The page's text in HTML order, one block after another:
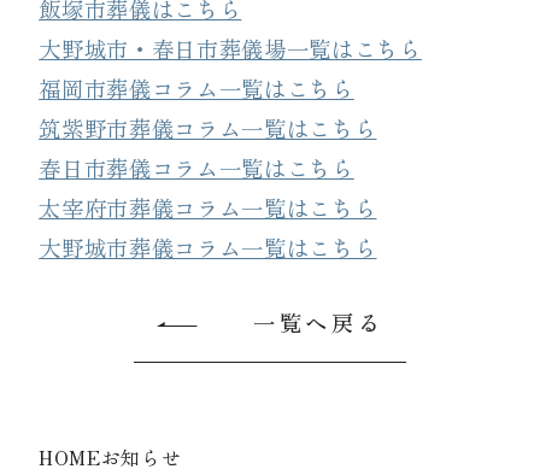
飯塚市葬儀はこちら
大野城市・春日市葬儀場一覧はこちら
福岡市葬儀コラム一覧はこちら
筑紫野市葬儀コラム一覧はこちら
春日市葬儀コラム一覧はこちら
太宰府市葬儀コラム一覧はこちら
大野城市葬儀コラム一覧はこちら
一覧へ戻る
HOMEお知らせ